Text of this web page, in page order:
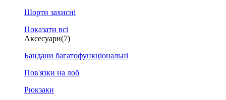
Шорти захисні
Показати всі
Аксесуари(7)
Бандани багатофункціональні
Пов'язки на лоб
Рюкзаки